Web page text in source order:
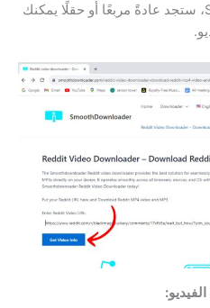
على موقع Smoothdownloader، ستجد عادةً مربعًا أو حقلًا يمكنك